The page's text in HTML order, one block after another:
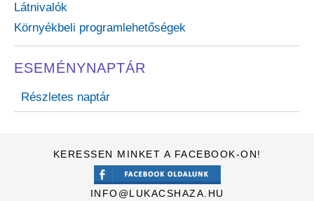
Látnivalók
Környékbeli programlehetőségek
ESEMÉNYNAPTÁR
Részletes naptár
KERESSEN MINKET A FACEBOOK-ON!
INFO@LUKACSHAZA.HU